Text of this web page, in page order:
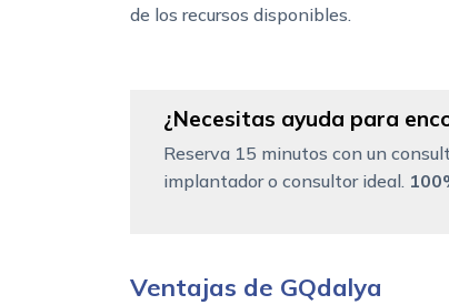
de los recursos disponibles.
¿Necesitas ayuda para
Reserva 15 minutos con un
implantador o consultor ideal.
Ventajas de GQdalya